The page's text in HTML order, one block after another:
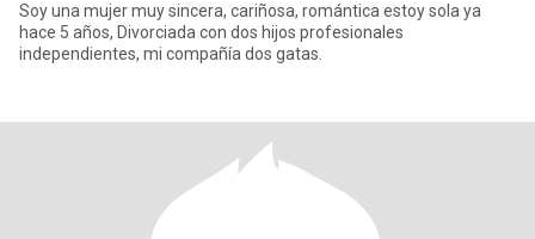
Soy una mujer muy sincera, cariñosa, romántica estoy sola ya
hace 5 años, Divorciada con dos hijos profesionales
independientes, mi compañía dos gatas.